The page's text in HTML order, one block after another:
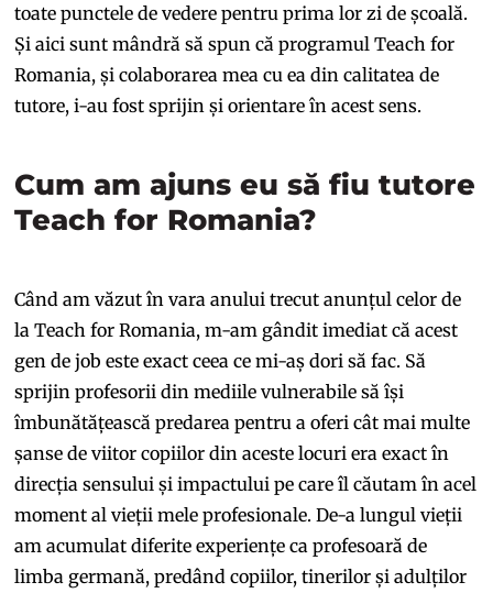
toate punctele de vedere pentru prima lor zi de școală.
Și aici sunt mândră să spun că programul Teach for
Romania, și colaborarea mea cu ea din calitatea de
tutore, i-au fost sprijin și orientare în acest sens.
Cum am ajuns eu să fiu tutore
Teach for Romania?
Când am văzut în vara anului trecut anunțul celor de
la Teach for Romania, m-am gândit imediat că acest
gen de job este exact ceea ce mi-aș dori să fac. Să
sprijin profesorii din mediile vulnerabile să își
îmbunătățească predarea pentru a oferi cât mai multe
șanse de viitor copiilor din aceste locuri era exact în
direcția sensului și impactului pe care îl căutam în acel
moment al vieții mele profesionale. De-a lungul vieții
am acumulat diferite experiențe ca profesoară de
limba germană, predând copiilor, tinerilor și adulților